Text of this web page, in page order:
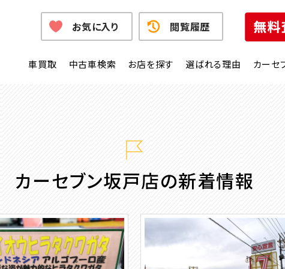
車買取 中古車検索 お店を探す 選ばれる理由 カーセ
お気に入り 閲覧履歴
カーセブン坂戸店の新着情報